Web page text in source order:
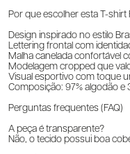
Por que escolher esta T-shirt
Design inspirado no estilo
Lettering frontal com
Malha canelada confortável
Modelagem cropped que
Visual esportivo com toque
Composição: 97% algodão e
Perguntas frequentes (FAQ)
A peça é transparente?
Não, o tecido possui boa